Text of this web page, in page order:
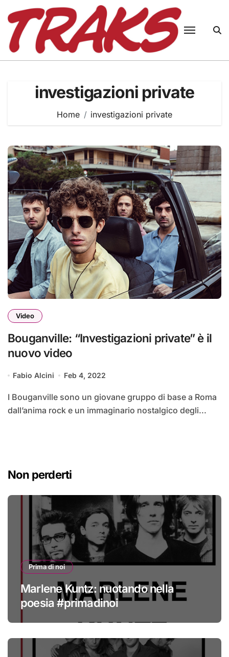
content
investigazioni private
Home investigazioni private
Video
Bouganville: “Investigazioni private” è il
nuovo video
Fabio Alcini Feb 4, 2022
I Bouganville sono un giovane gruppo di base a Roma
dall’anima rock e un immaginario nostalgico degli...
Non perderti
Prima di noi
Marlene Kuntz: nuotando nella
poesia #primadinoi